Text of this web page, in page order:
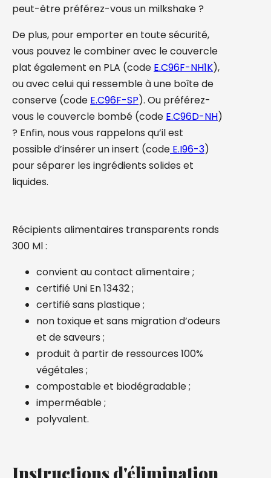
peut-être préférez-vous un milkshake ?
De plus, pour emporter en toute sécurité,
vous pouvez le combiner avec le couvercle
plat également en PLA (code E.C96F-NH1K),
ou avec celui qui ressemble à une boîte de
conserve (code E.C96F-SP). Ou préférez-
vous le couvercle bombé (code E.C96D-NH)
? Enfin, nous vous rappelons qu’il est
possible d’insérer un insert (code E.I96-3)
pour séparer les ingrédients solides et
liquides.
Récipients alimentaires transparents ronds
300 Ml :
convient au contact alimentaire ;
certifié Uni En 13432 ;
certifié sans plastique ;
non toxique et sans migration d’odeurs
et de saveurs ;
produit à partir de ressources 100%
végétales ;
compostable et biodégradable ;
imperméable ;
polyvalent.
Instructions d'élimination